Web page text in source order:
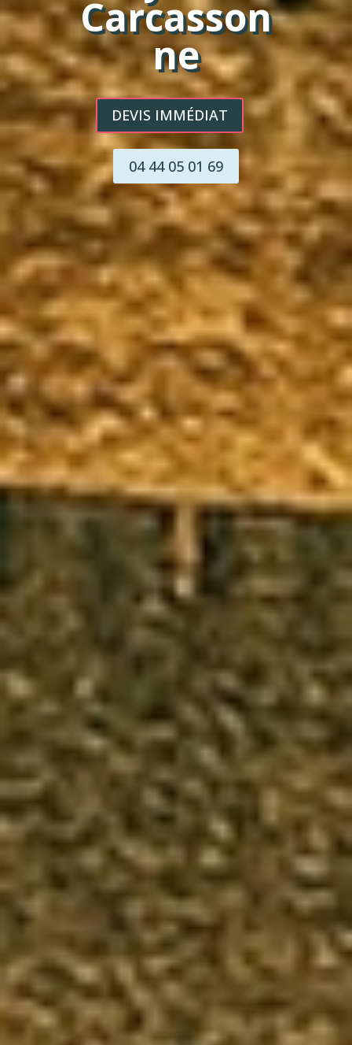
Carcasson
ne
DEVIS IMMÉDIAT
04 44 05 01 69